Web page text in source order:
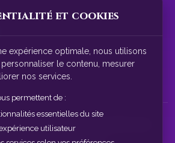
- Voyance par tchat gratuit sans
Tous droits réservés.
et cookies
expérience optimale, nous utilisons
le contenu, mesurer
nos services.
permettent de :
essentielles du site
utilisateur